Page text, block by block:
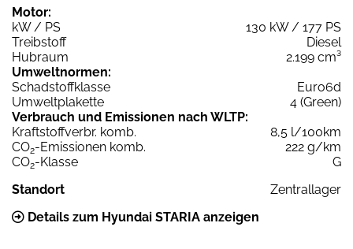
Motor:
kW / PS
130 kW / 177 PS
Treibstoff
Diesel
Hubraum
2.199 cm³
Umweltnormen:
Schadstoffklasse
Euro6d
Umweltplakette
4 (Green)
Verbrauch und Emissionen nach WLTP:
Kraftstoffverbr. komb.
8,5 l/100km
CO2-Emissionen komb.
222 g/km
CO2-Klasse
G
Standort
Zentrallager
Details zum Hyundai STARIA anzeigen